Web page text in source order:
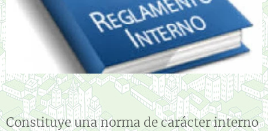
Constituye una norma de carácter interno